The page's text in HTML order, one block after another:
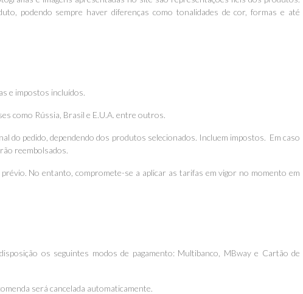
podendo sempre haver diferenças como tonalidades de cor, formas e até
e impostos incluídos.
como Rússia, Brasil e E.U.A. entre outros.
do pedido, dependendo dos produtos selecionados. Incluem impostos. Em caso
reembolsados.
No entanto, compromete-se a aplicar as tarifas em vigor no momento em
os seguintes modos de pagamento: Multibanco, MBway e Cartão de
será cancelada automaticamente.